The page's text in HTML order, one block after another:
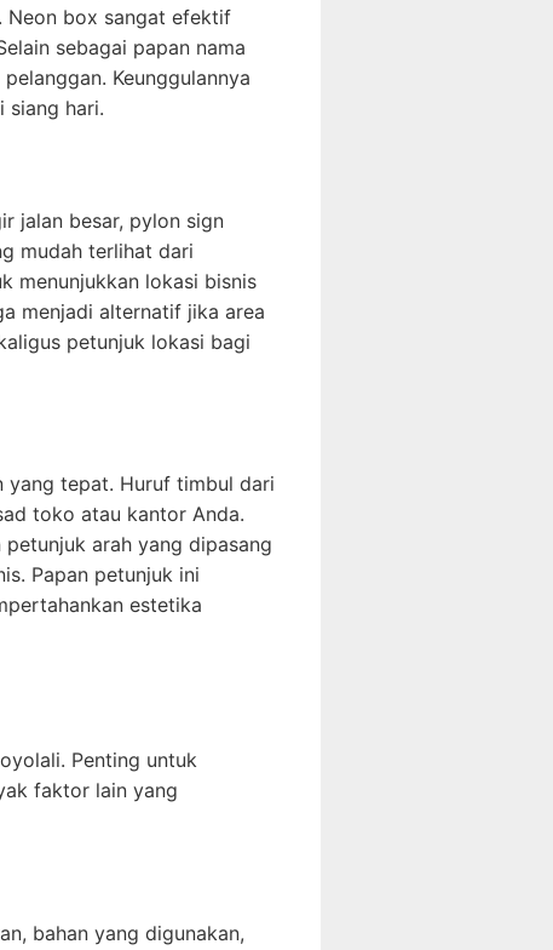
Neon box sangat efektif
sebagai papan nama
Keunggulannya
siang hari.
jalan besar, pylon sign
mudah terlihat dari
menunjukkan lokasi bisnis
menjadi alternatif jika area
petunjuk lokasi bagi
yang tepat. Huruf timbul dari
toko atau kantor Anda.
arah yang dipasang
Papan petunjuk ini
estetika
Penting untuk
faktor lain yang
bahan yang digunakan,